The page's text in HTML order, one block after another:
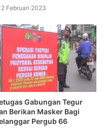
2 Februari 2023
Gabungan Tegur
Berikan Masker Bagi
Pergub 66